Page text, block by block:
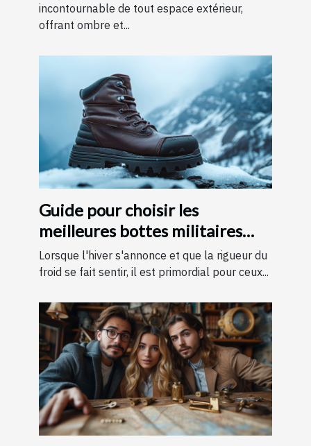
incontournable de tout espace extérieur,
offrant ombre et...
Guide pour choisir les
meilleures bottes militaires
pour l'hiver
Lorsque l'hiver s'annonce et que la rigueur du
froid se fait sentir, il est primordial pour ceux...